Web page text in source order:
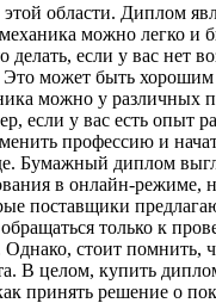
области. Диплом
можно легко
делать, если у вас нет
может быть
можно у различных
если у вас есть опыт
профессию и
Бумажный диплом
в онлайн-режиме,
поставщики
только к
стоит помнить,
В целом, купить
принять решение о